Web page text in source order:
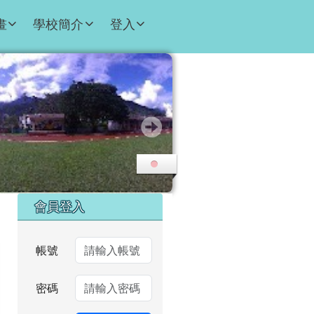
學校簡介 登入
右邊區域內容
會員登入
帳號
密碼